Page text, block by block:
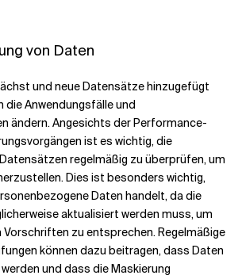
von Daten
und neue Datensätze hinzugefügt
die Anwendungsfälle und
ändern. Angesichts der Performance-
ist es wichtig, die
regelmäßig zu überprüfen, um
Dies ist besonders wichtig,
Daten handelt, da die
aktualisiert werden muss, um
Vorschriften zu entsprechen. Regelmäßige
können dazu beitragen, dass Daten
und dass die Maskierung